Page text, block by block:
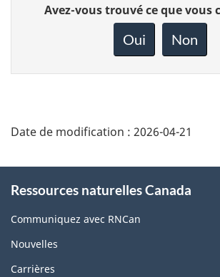
Donnez
votre
page
Avez-vous trouvé ce que vous
Oui Non
Date de modification : 2026-04-21
this
site
Ressources naturelles Canada
Communiquez avec RNCan
Nouvelles
Carrières